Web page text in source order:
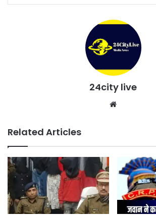
24city live
Related Articles